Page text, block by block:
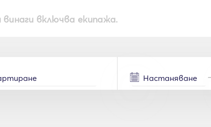
винаги включва екипажа.